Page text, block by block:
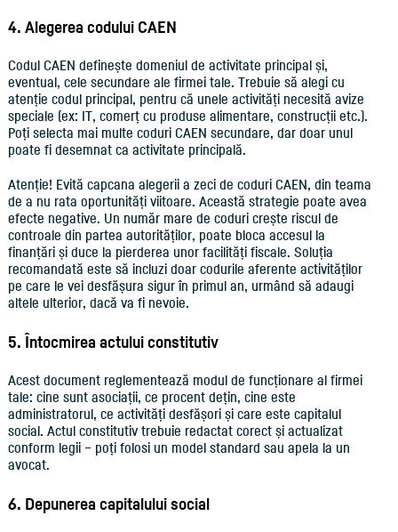
4. Alegerea codului CAEN
Codul CAEN definește domeniul de activitate principal și,
eventual, cele secundare ale firmei tale. Trebuie să alegi cu
atenție codul principal, pentru că unele activități necesită avize
speciale (ex: IT, comerț cu produse alimentare, construcții etc.).
Poți selecta mai multe coduri CAEN secundare, dar doar unul
poate fi desemnat ca activitate principală.
Atenție! Evită capcana alegerii a zeci de coduri CAEN, din teama
de a nu rata oportunități viitoare. Această strategie poate avea
efecte negative. Un număr mare de coduri crește riscul de
controale din partea autorităților, poate bloca accesul la
finanțări și duce la pierderea unor facilități fiscale. Soluția
recomandată este să incluzi doar codurile aferente activităților
pe care le vei desfășura sigur în primul an, urmând să adaugi
altele ulterior, dacă va fi nevoie.
5. Întocmirea actului constitutiv
Acest document reglementează modul de funcționare al firmei
tale: cine sunt asociații, ce procent dețin, cine este
administratorul, ce activități desfășori și care este capitalul
social. Actul constitutiv trebuie redactat corect și actualizat
conform legii – poți folosi un model standard sau apela la un
avocat.
6. Depunerea capitalului social